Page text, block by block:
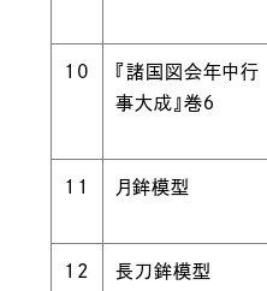
10
『諸国図会年中行
事大成』巻６
11 月鉾模型
12 長刀鉾模型